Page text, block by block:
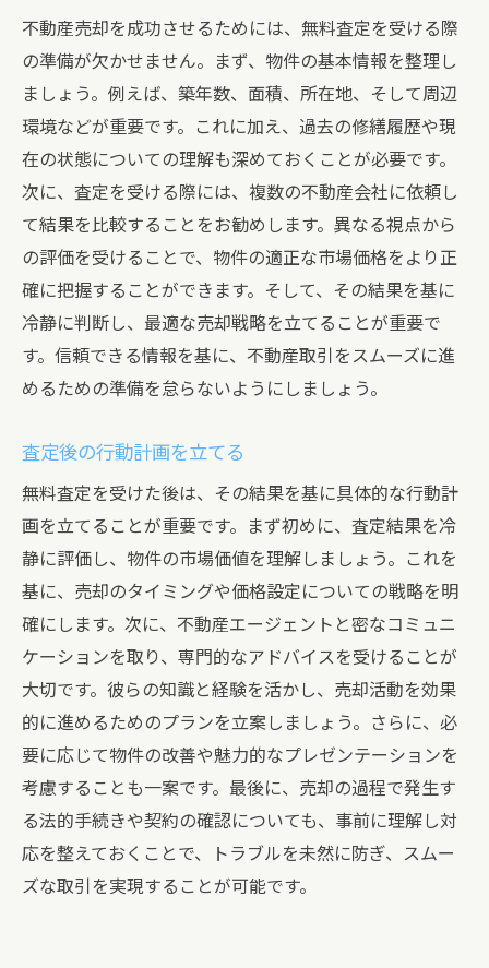
購入希望者への効果的なアプローチ法
大阪市平野区での不動産売却を加速する無料査
定のメリット
迅速な売却を実現するための無料査定
市場での立ち位置を知るための重要性
無料査定が与える売却スピードの加速
査定を通じたターゲット市場の明確化
査定による売却活動の効率化
市場競争に勝つための戦略的アプローチ
不動産売却を成功させるためには、無料査定を受ける際
の準備が欠かせません。まず、物件の基本情報を整理し
ましょう。例えば、築年数、面積、所在地、そして周辺
環境などが重要です。これに加え、過去の修繕履歴や現
在の状態についての理解も深めておくことが必要です。
次に、査定を受ける際には、複数の不動産会社に依頼し
て結果を比較することをお勧めします。異なる視点から
の評価を受けることで、物件の適正な市場価格をより正
確に把握することができます。そして、その結果を基に
冷静に判断し、最適な売却戦略を立てることが重要で
す。信頼できる情報を基に、不動産取引をスムーズに進
めるための準備を怠らないようにしましょう。
査定後の行動計画を立てる
無料査定を受けた後は、その結果を基に具体的な行動計
画を立てることが重要です。まず初めに、査定結果を冷
静に評価し、物件の市場価値を理解しましょう。これを
基に、売却のタイミングや価格設定についての戦略を明
確にします。次に、不動産エージェントと密なコミュニ
ケーションを取り、専門的なアドバイスを受けることが
大切です。彼らの知識と経験を活かし、売却活動を効果
的に進めるためのプランを立案しましょう。さらに、必
要に応じて物件の改善や魅力的なプレゼンテーションを
考慮することも一案です。最後に、売却の過程で発生す
る法的手続きや契約の確認についても、事前に理解し対
応を整えておくことで、トラブルを未然に防ぎ、スムー
ズな取引を実現することが可能です。